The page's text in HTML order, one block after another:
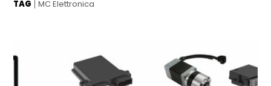
TAG MC Elettronica